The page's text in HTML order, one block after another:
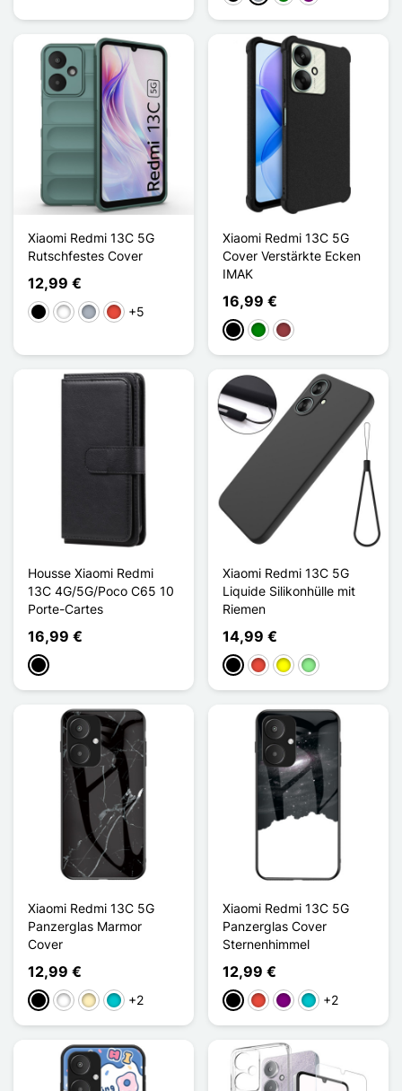
Xiaomi Redmi 13C 5G
Rutschfestes Cover
12,99 €
Schwarz
WeißGrauRot +5
Xiaomi Redmi 13C 5G
Cover Verstärkte Ecken
IMAK
16,99 €
Schwarz
GrünDunkelrot
Housse Xiaomi Redmi
13C 4G/5G/Poco C65 10
Porte-Cartes
16,99 €
Schwarz
Xiaomi Redmi 13C 5G
Liquide Silikonhülle mit
Riemen
14,99 €
Schwarz
Rot GelbHellgrün
Xiaomi Redmi 13C 5G
Panzerglas Marmor
Cover
12,99 €
Schwarz
WeißGoldenTürkis
+2
Xiaomi Redmi 13C 5G
Panzerglas Cover
Sternenhimmel
12,99 €
Schwarz
Rot ViolettTürkis
+2